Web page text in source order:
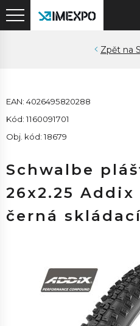
EAN: 4026495820288
Kód: 1160091701
Obj. kód: 18679
Schwalbe
26x2.25
černá skládací